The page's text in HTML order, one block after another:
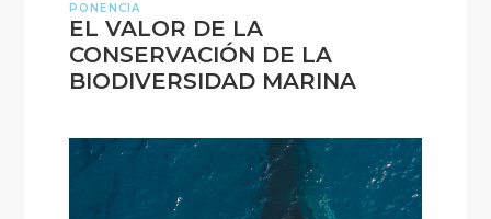
PONENCIA
EL VALOR DE LA
CONSERVACIÓN DE LA
BIODIVERSIDAD MARINA